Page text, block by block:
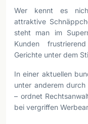
Wer kennt es
attraktive
steht man im
Kunden
Gerichte unter dem
In einer aktuellen
unter anderem durch
– ordnet
bei vergriffen